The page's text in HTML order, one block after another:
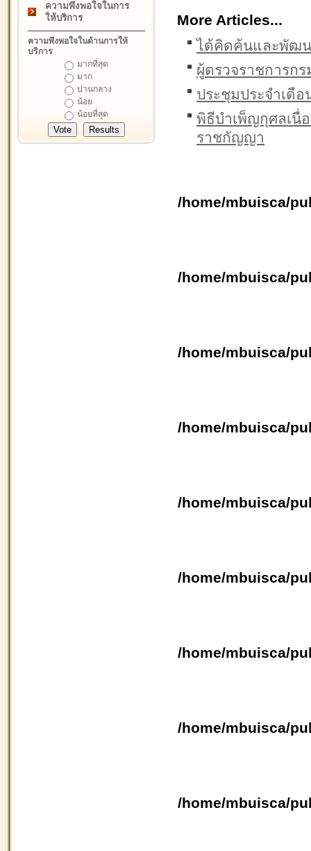
ความพึงพอใจในการ
ให้บริการ
ความพึงพอใจในด้านการให้
บริการ
มากที่สุด
มาก
ปานกลาง
น้อย
น้อยที่สุด
More Articles...
ได้คิดค้นและพัฒน
ผู้ตรวจราชการก
ประชุมประจำเดื
พิธีบำเพ็ญกุศลเนื่
ราชกัญญา
/home/mbuisca/
/home/mbuisca/
/home/mbuisca/
/home/mbuisca/
/home/mbuisca/
/home/mbuisca/
/home/mbuisca/
/home/mbuisca/
/home/mbuisca/